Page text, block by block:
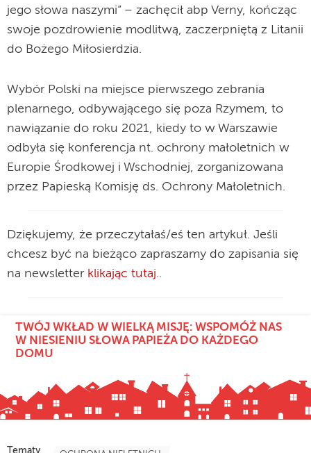
jego słowa naszymi” – zachęcił abp Verny, kończąc
swoje pozdrowienie modlitwą, zaczerpniętą z Litanii
do Bożego Miłosierdzia.
Wybór Polski na miejsce pierwszego zebrania
plenarnego, odbywającego się poza Rzymem, to
nawiązanie do roku 2021, kiedy to w Warszawie
odbyła się konferencja nt. ochrony małoletnich w
Europie Środkowej i Wschodniej, zorganizowana
przez Papieską Komisję ds. Ochrony Małoletnich.
Dziękujemy, że przeczytałaś/eś ten artykuł. Jeśli
chcesz być na bieżąco zapraszamy do zapisania się
na newsletter klikając tutaj..
TWÓJ WKŁAD W WIELKĄ MISJĘ: WSPOMÓŻ NAS
W NIESIENIU SŁOWA PAPIEŻA DO KAŻDEGO
DOMU
Tematy